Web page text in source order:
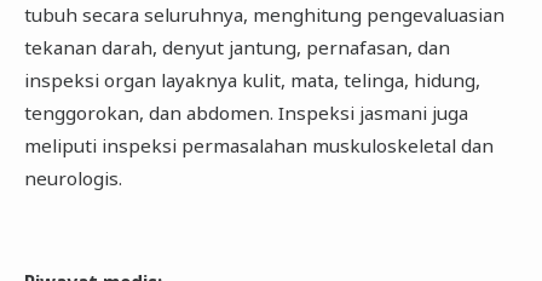
tubuh secara seluruhnya, menghitung pengevaluasian
tekanan darah, denyut jantung, pernafasan, dan
inspeksi organ layaknya kulit, mata, telinga, hidung,
tenggorokan, dan abdomen. Inspeksi jasmani juga
meliputi inspeksi permasalahan muskuloskeletal dan
neurologis.